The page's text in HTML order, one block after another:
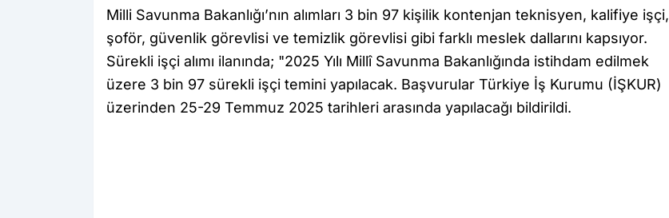
Milli Savunma Bakanlığı’nın alımları 3 bin 97 kişilik kontenjan teknisyen, kalifiye işçi,
şoför, güvenlik görevlisi ve temizlik görevlisi gibi farklı meslek dallarını kapsıyor.
Sürekli işçi alımı ilanında; "2025 Yılı Millî Savunma Bakanlığında istihdam edilmek
üzere 3 bin 97 sürekli işçi temini yapılacak. Başvurular Türkiye İş Kurumu (İŞKUR)
üzerinden 25-29 Temmuz 2025 tarihleri arasında yapılacağı bildirildi.